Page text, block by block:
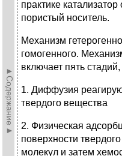
►Содержание►
практике
пористый носитель.
Механизм
гомогенного.
включает пять
1. Диффузия
твердого вещества
2. Физическая
поверхности
молекул и затем